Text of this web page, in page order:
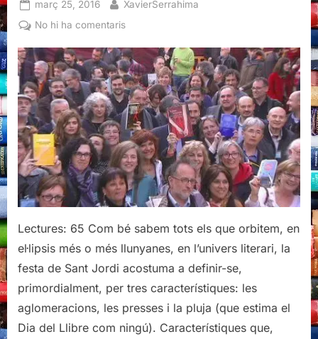
Posted
on
març 25, 2016 By
XavierSerrahima
No hi ha comentarisa
Jordi
a
ritme
de
vals:
6è
berenar
literari
de
la
El
Cucut
Lectures: 65 Com bé sabem tots els que orbitem, en
el·lipsis més o més llunyanes, en l’univers literari, la
festa de Sant Jordi acostuma a definir-se,
primordialment, per tres característiques: les
aglomeracions, les presses i la pluja (que estima el
Dia del Llibre com ningú). Característiques que,